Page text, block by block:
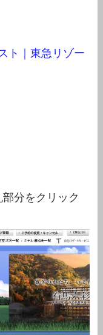
ト｜東急リゾー
分をクリック